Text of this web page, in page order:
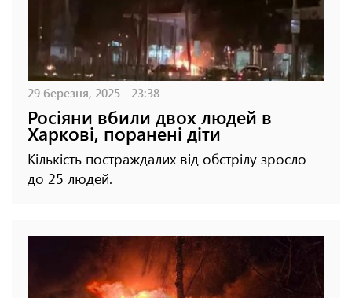
29 березня, 2025 - 23:38
Росіяни вбили двох людей в
Харкові, поранені діти
Кількість постраждалих від обстрілу зросло
до 25 людей.